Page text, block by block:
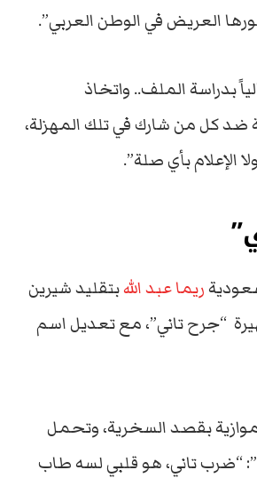
العريض في الوطن العربي”.
بدراسة الملف.. واتخاذ
ضد كل من شارك في تلك المهزلة،
الإعلام بأي صلة”.
ريما عبد اللهبتقليد شيرين
“جرح تاني”، مع تعديل اسم
بقصد السخرية، وتحمل
“ضرب تاني، هو قلبي لسه طاب